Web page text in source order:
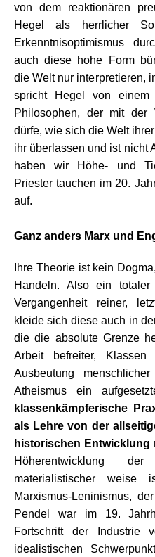
von dem reaktionären
Hegel als herrlicher
Erkenntnisoptimismus
auch diese hohe Form
die Welt nur interpretieren,
spricht Hegel von einem
Philosophen, der mit der
dürfe, wie sich die Welt
ihr überlassen und ist nicht
haben wir Höhe- und
Priester tauchen im 20.
auf.
Ganz anders Marx und
Ihre Theorie ist kein
Handeln. Also ein
Vergangenheit reiner,
kleide sich diese auch in
die die absolute Grenze
Arbeit befreiter,
Ausbeutung
Atheismus ein
klassenkämpferische
als Lehre von der
historischen Entwicklung
Höherentwicklung
materialistischer weise
Marxismus-Leninismus,
Pendel war im 19.
Fortschritt der Industrie
idealistischen